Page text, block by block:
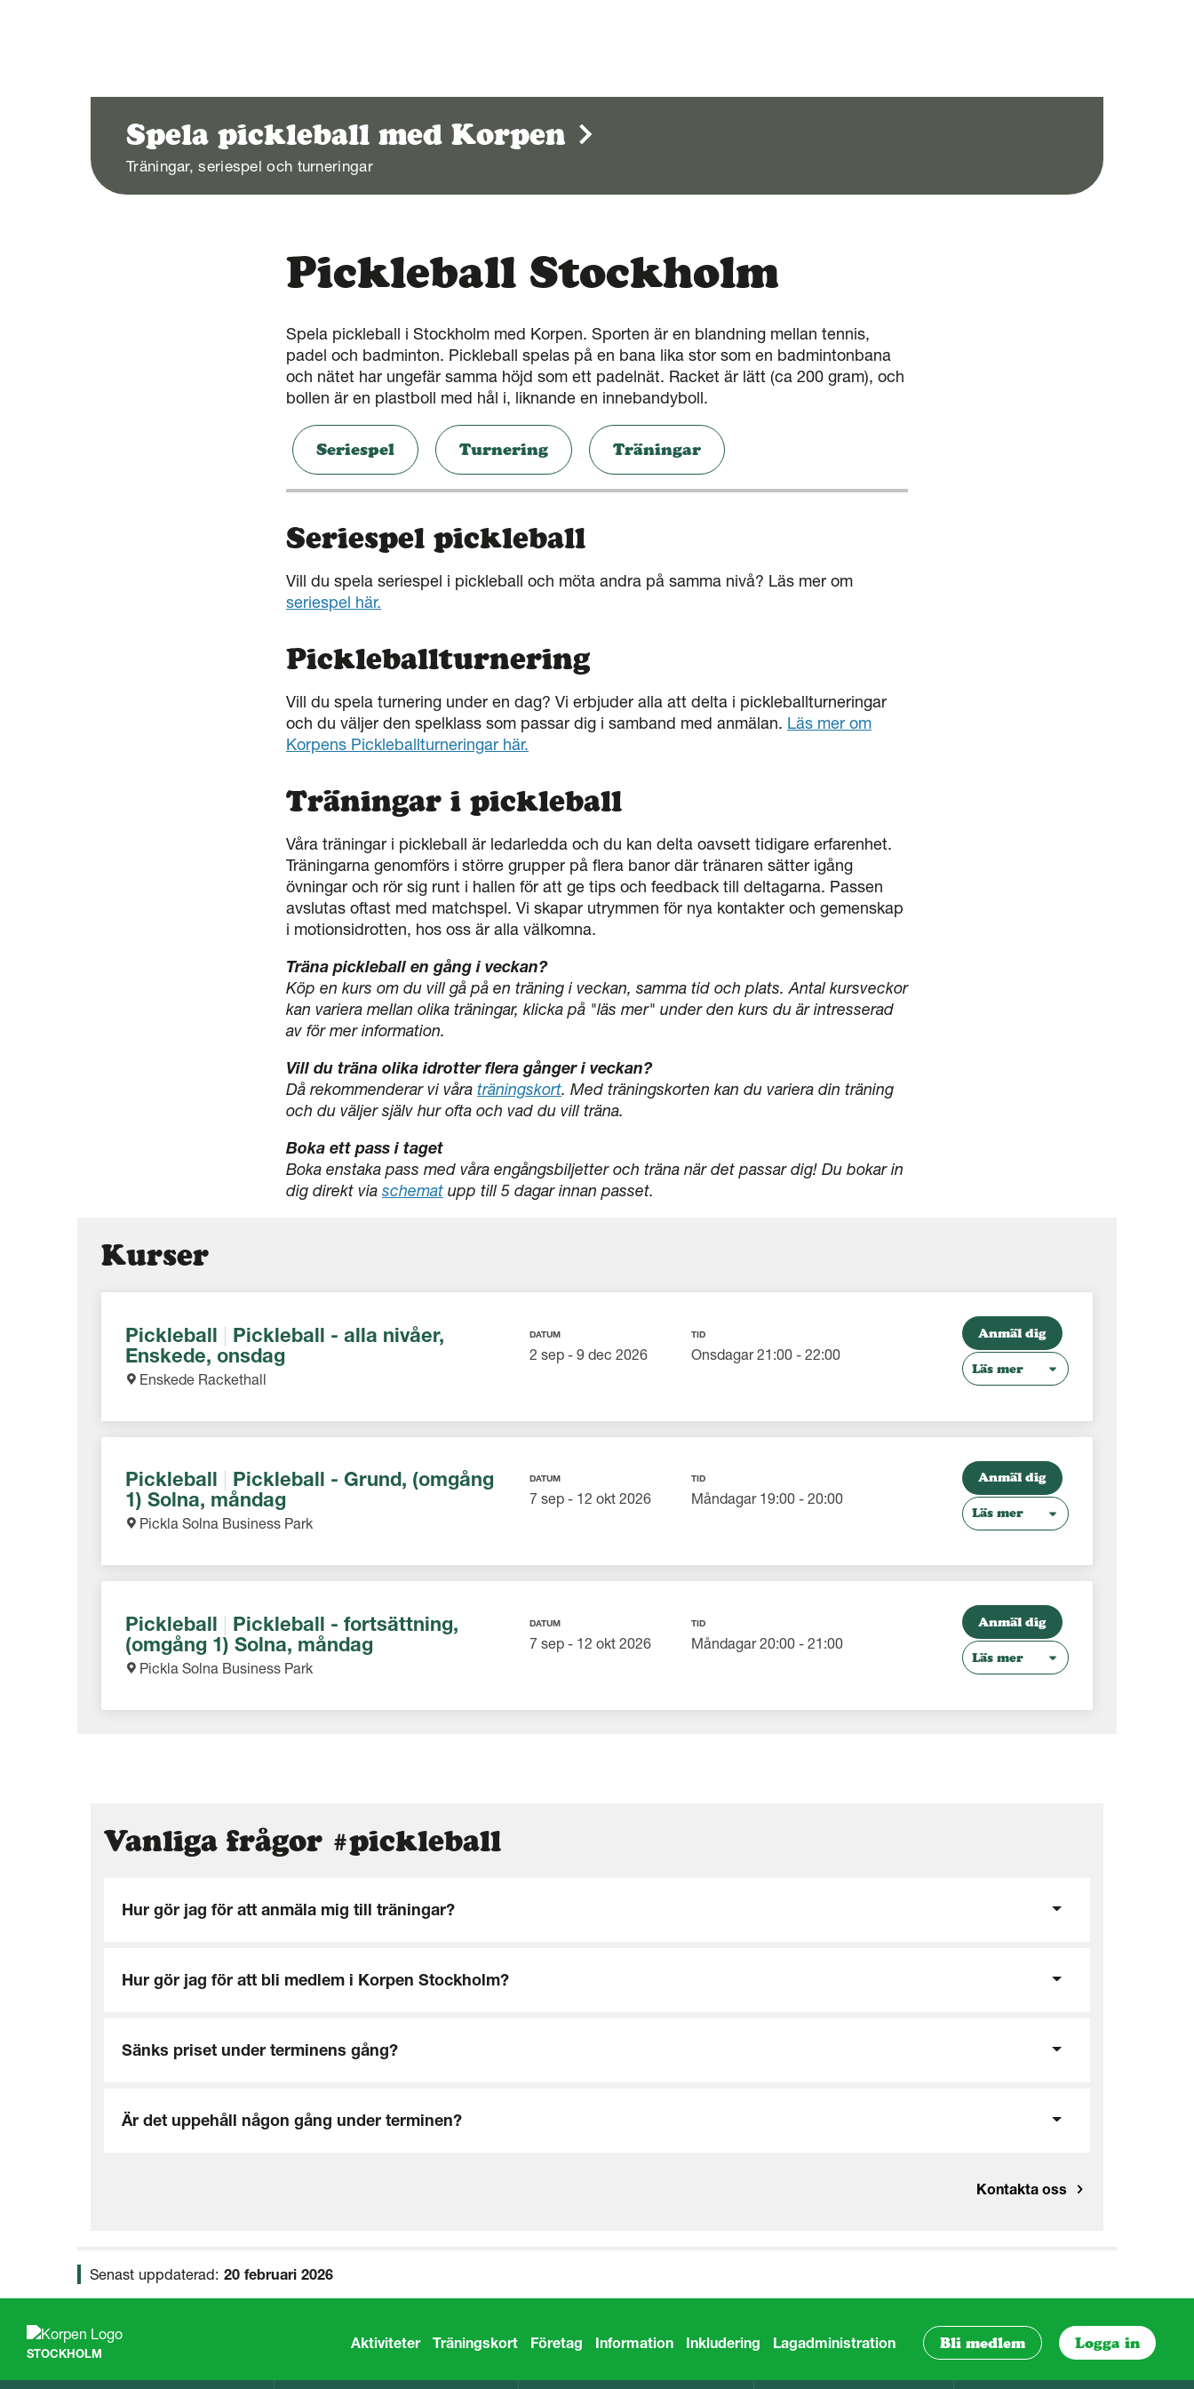
Spela pickleball med Korpen
Träningar, seriespel och turneringar
Pickleball Stockholm
Spela pickleball i Stockholm med Korpen. Sporten är en blandning mellan tennis,
padel och badminton. Pickleball spelas på en bana lika stor som en badmintonbana
och nätet har ungefär samma höjd som ett padelnät. Racket är lätt (ca 200 gram), och
bollen är en plastboll med hål i, liknande en innebandyboll.
Seriespel Turnering Träningar
Seriespel pickleball
Vill du spela seriespel i pickleball och möta andra på samma nivå? Läs mer om
seriespel här.
Pickleballturnering
Vill du spela turnering under en dag? Vi erbjuder alla att delta i pickleballturneringar
och du väljer den spelklass som passar dig i samband med anmälan. Läs mer om
Korpens Pickleballturneringar här.
Träningar i pickleball
Våra träningar i pickleball är ledarledda och du kan delta oavsett tidigare erfarenhet.
Träningarna genomförs i större grupper på flera banor där tränaren sätter igång
övningar och rör sig runt i hallen för att ge tips och feedback till deltagarna. Passen
avslutas oftast med matchspel. Vi skapar utrymmen för nya kontakter och gemenskap
i motionsidrotten, hos oss är alla välkomna.
Träna pickleball en gång i veckan?
Köp en kurs om du vill gå på en träning i veckan, samma tid och plats. Antal kursveckor
kan variera mellan olika träningar, klicka på "läs mer" under den kurs du är intresserad
av för mer information.
Vill du träna olika idrotter flera gånger i veckan?
Då rekommenderar vi våra träningskort. Med träningskorten kan du variera din träning
och du väljer själv hur ofta och vad du vill träna.
Boka ett pass i taget
Boka enstaka pass med våra engångsbiljetter och träna när det passar dig! Du bokar in
dig direkt via schemat upp till 5 dagar innan passet.
Kurser
Pickleball | Pickleball - alla nivåer,
Enskede, onsdag
Enskede Rackethall
DATUM
2 sep - 9 dec 2026
TID
Onsdagar 21:00 - 22:00
Anmäl dig
Läs mer
Pickleball
Pickleball - Grund, (omgång
1) Solna, måndag
Pickla Solna Business Park
DATUM
7 sep - 12 okt 2026
TID
Måndagar 19:00 - 20:00
Anmäl dig
Läs mer
Pickleball | Pickleball - fortsättning,
(omgång 1) Solna, måndag
Pickla Solna Business Park
DATUM
7 sep - 12 okt 2026
TID
Måndagar 20:00 - 21:00
Anmäl dig
Läs mer
Vanliga frågor #pickleball
Hur gör jag för att anmäla mig till träningar?
Hur gör jag för att bli medlem i Korpen Stockholm?
Sänks priset under terminens gång?
Är det uppehåll någon gång under terminen?
Kontakta oss
Senast uppdaterad: 20 februari 2026
STOCKHOLM
Aktiviteter Träningskort Företag Information Inkludering Lagadministration Bli medlem Logga in